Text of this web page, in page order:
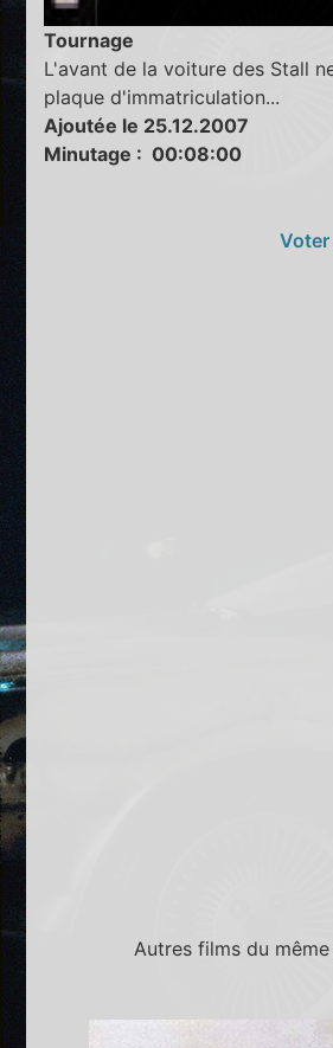
Tournage
L'avant de la voiture des Stall
plaque d'immatriculation...
Ajoutée le 25.12.2007
Minutage : 00:08:00
Autres films du